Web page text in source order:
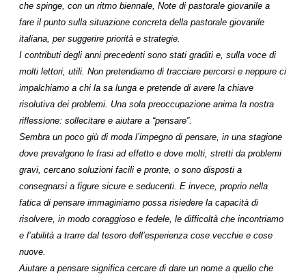
che spinge, con un ritmo biennale, Note di pastorale giovanile a
fare il punto sulla situazione concreta della pastorale giovanile
italiana, per suggerire priorità e strategie.
I contributi degli anni precedenti sono stati graditi e, sulla voce di
molti lettori, utili. Non pretendiamo di tracciare percorsi e neppure ci
impalchiamo a chi la sa lunga e pretende di avere la chiave
risolutiva dei problemi. Una sola preoccupazione anima la nostra
riflessione: sollecitare e aiutare a “pensare”.
Sembra un poco giù di moda l’impegno di pensare, in una stagione
dove prevalgono le frasi ad effetto e dove molti, stretti da problemi
gravi, cercano soluzioni facili e pronte, o sono disposti a
consegnarsi a figure sicure e seducenti. E invece, proprio nella
fatica di pensare immaginiamo possa risiedere la capacità di
risolvere, in modo coraggioso e fedele, le difficoltà che incontriamo
e l’abilità a trarre dal tesoro dell’esperienza cose vecchie e cose
nuove.
Aiutare a pensare significa cercare di dare un nome a quello che